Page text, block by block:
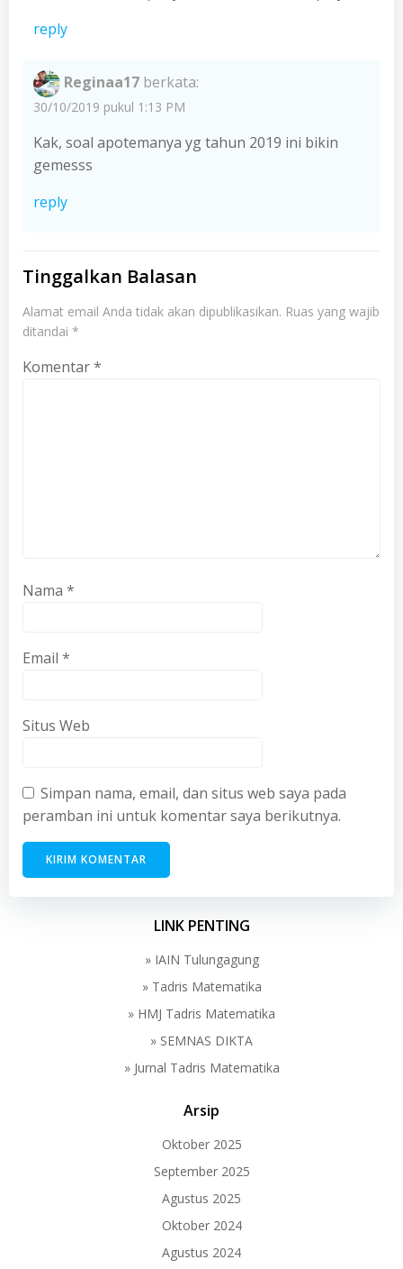
reply
Reginaa17 berkata:
30/10/2019 pukul 1:13 PM
Kak, soal apotemanya yg tahun 2019 ini bikin
gemesss
reply
Tinggalkan Balasan
Alamat email Anda tidak akan dipublikasikan. Ruas yang wajib
ditandai *
Komentar*
Nama *
Email *
Situs Web
Simpan nama, email, dan situs web saya pada
peramban ini untuk komentar saya berikutnya.
LINK PENTING
» IAIN Tulungagung
» Tadris Matematika
» HMJ Tadris Matematika
» SEMNAS DIKTA
» Jurnal Tadris Matematika
Arsip
Oktober 2025
September 2025
Agustus 2025
Oktober 2024
Agustus 2024